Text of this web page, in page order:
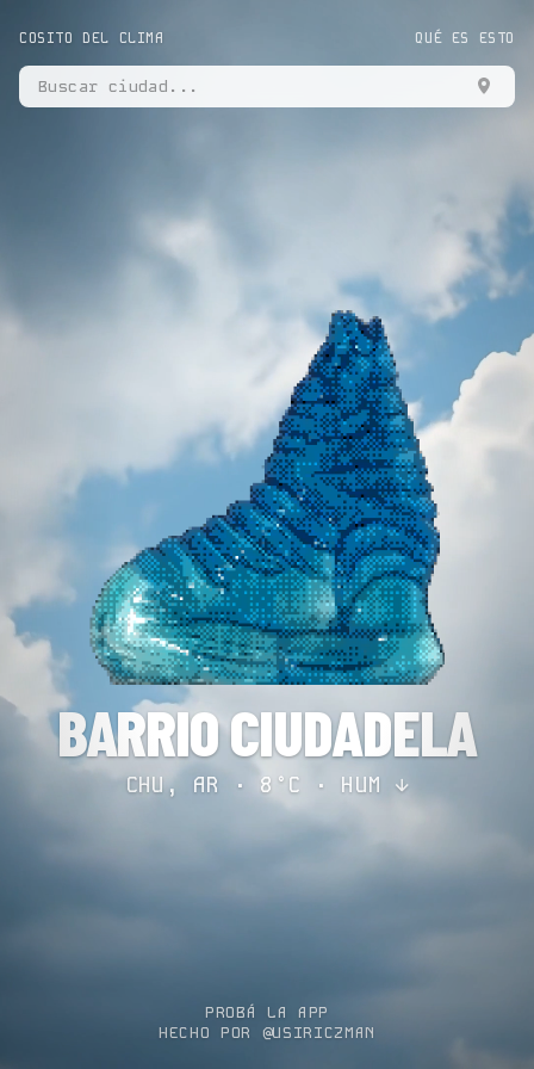
COSITO DEL CLIMA QUÉ ES ESTO
BARRIO CIUDADELA
CHU, AR · 8°C · HUM ↓
PROBÁ LA APP
HECHO POR @USIRICZMAN